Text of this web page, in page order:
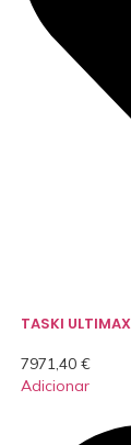
TASKI
7971,40 €
Adicionar